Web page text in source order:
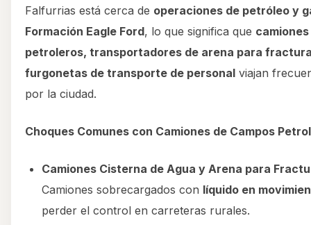
Falfurrias está cerca de operaciones de petróleo y
Formación Eagle Ford, lo que significa que
petroleros, transportadores de arena para
furgonetas de transporte de personal viajan
por la ciudad.
Choques Comunes con Camiones de Campos
Camiones Cisterna de Agua y Arena para
Camiones sobrecargados con líquido en
perder el control en carreteras rurales.